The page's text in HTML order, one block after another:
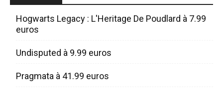
Hogwarts Legacy : L'Heritage De Poudlard à 7.99
euros
Undisputed à 9.99 euros
Pragmata à 41.99 euros